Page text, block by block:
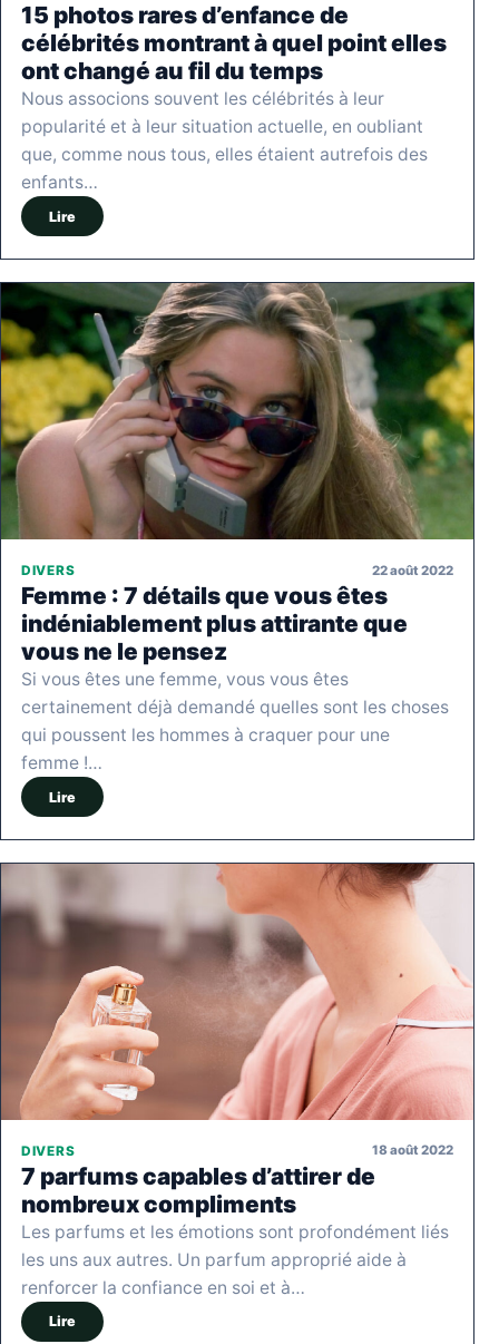
15 photos rares d’enfance de
célébrités montrant à quel point elles
ont changé au fil du temps
Nous associons souvent les célébrités à leur
popularité et à leur situation actuelle, en oubliant
que, comme nous tous, elles étaient autrefois des
enfants…
Lire
DIVERS 22 août 2022
Femme : 7 détails que vous êtes
indéniablement plus attirante que
vous ne le pensez
Si vous êtes une femme, vous vous êtes
certainement déjà demandé quelles sont les choses
qui poussent les hommes à craquer pour une
femme !…
Lire
DIVERS 18 août 2022
7 parfums capables d’attirer de
nombreux compliments
Les parfums et les émotions sont profondément liés
les uns aux autres. Un parfum approprié aide à
renforcer la confiance en soi et à…
Lire